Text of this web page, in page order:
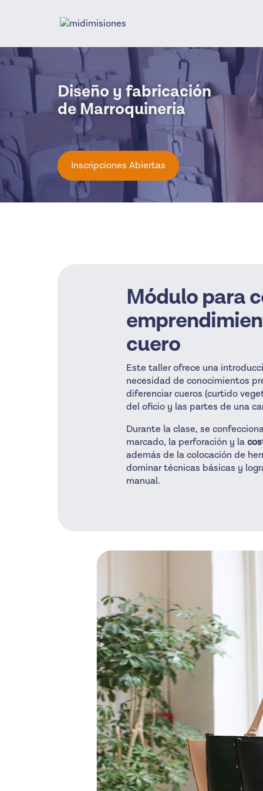
Diseño y fabricación
de Marroquinería
Inscripciones Abiertas
Módulo para
cuero
Este taller ofrece una
necesidad de conocimientos
diferenciar cueros (curtido
del oficio y las partes de una
Durante la clase, se
marcado, la perforación y la
además de la colocación de
dominar técnicas básicas y
manual.